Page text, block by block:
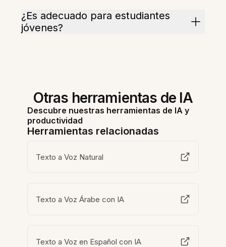
¿Es adecuado para estudiantes
jóvenes?
Otras herramientas de IA
Descubre nuestras herramientas de IA y
productividad
Herramientas relacionadas
Texto a Voz Natural
Texto a Voz Árabe con IA
Texto a Voz en Español con IA